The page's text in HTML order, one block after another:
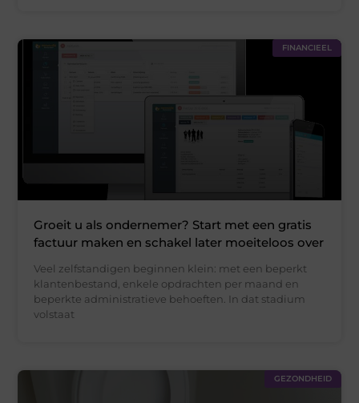
FINANCIEEL
Groeit u als ondernemer? Start met een gratis
factuur maken en schakel later moeiteloos over
Veel zelfstandigen beginnen klein: met een beperkt
klantenbestand, enkele opdrachten per maand en
beperkte administratieve behoeften. In dat stadium
volstaat
GEZONDHEID